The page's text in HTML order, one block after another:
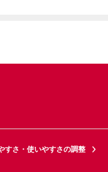
すさ・使いやすさの調整